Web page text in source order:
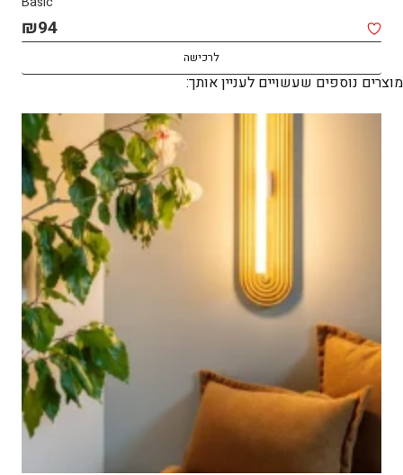
₪94
לרכישה
מוצרים נוספים שעשויים לעניין אותך: